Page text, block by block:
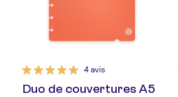
4 avis
Duo de couvertures A5